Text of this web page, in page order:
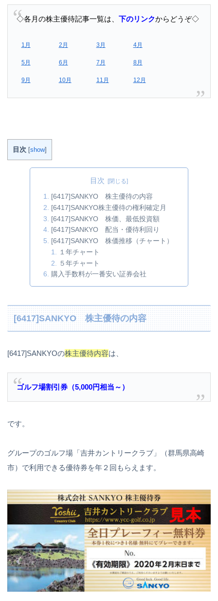
◇各月の株主優待記事一覧は、 下のリンクからどうぞ◇
1月 2月 3月 4月
5月 6月 7月 8月
9月 10月 11月 12月
目次 [show]
目次
[6417]SANKYO 株主優待の内容
[6417]SANKYO株主優待の権利確定月
[6417]SANKYO 株価、最低投資額
[6417]SANKYO 配当・優待利回り
[6417]SANKYO 株価推移（チャート）
１年チャート
５年チャート
購入手数料が一番安い証券会社
[6417]SANKYO 株主優待の内容
[6417]SANKYOの株主優待内容は、
ゴルフ場割引券（5,000円相当～）
です。
グループのゴルフ場「吉井カントリークラブ」（群馬県高崎
市）で利用できる優待券を年２回もらえます。